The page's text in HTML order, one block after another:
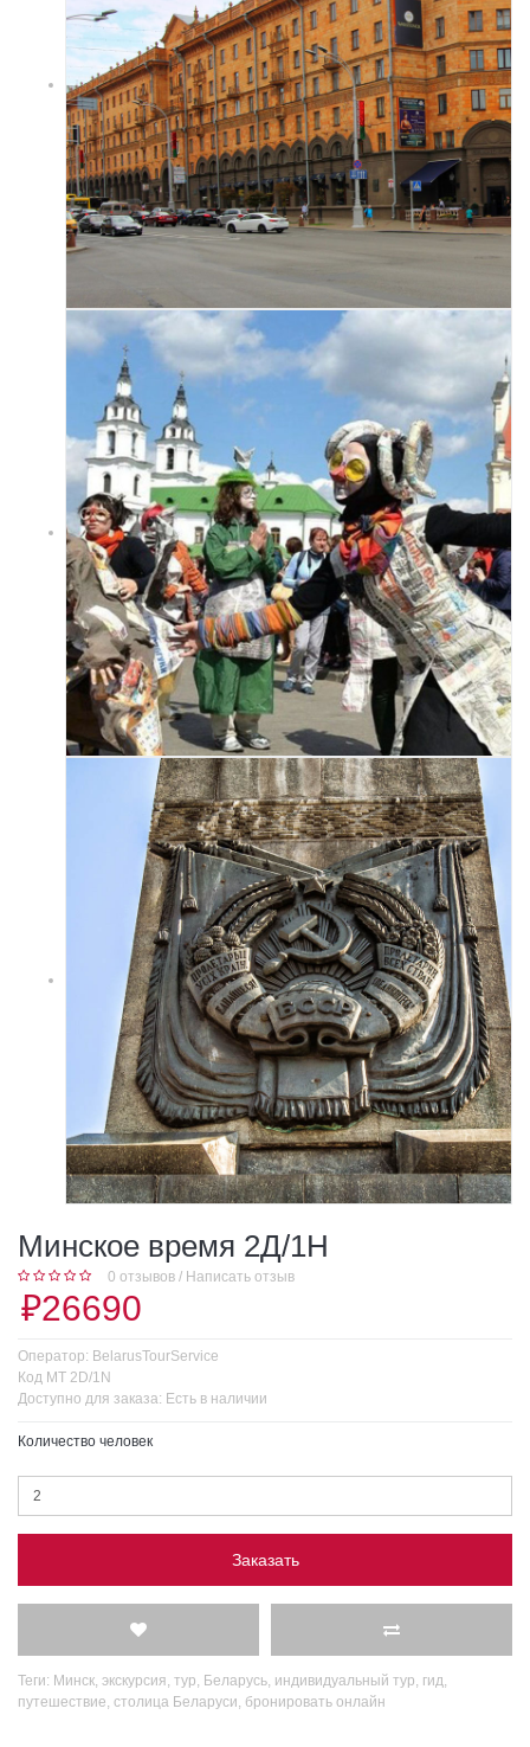
Минское время 2Д/1Н
0 отзывов / Написать отзыв
₽26690
Оператор: BelarusTourService
Код MT 2D/1N
Доступно для заказа: Есть в наличии
Количество человек
Заказать
Теги: Минск, экскурсия, тур, Беларусь, индивидуальный тур, гид,
путешествие, столица Беларуси, бронировать онлайн